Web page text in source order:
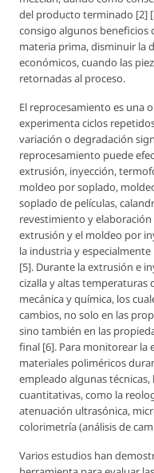
del producto terminado [2]
consigo algunos beneficios
materia prima, disminuir la
económicos, cuando las
retornadas al proceso.
El reprocesamiento es una
experimenta ciclos
variación o degradación
reprocesamiento puede
extrusión, inyección,
moldeo por soplado,
soplado de películas,
revestimiento y elaboración
extrusión y el moldeo por
la industria y
[5]. Durante la extrusión e
cizalla y altas temperaturas
mecánica y química, los
cambios, no solo en las
sino también en las
final [6]. Para monitorear la
materiales poliméricos
empleado algunas
cuantitativas, como la
atenuación ultrasónica,
colorimetría (análisis de
Varios estudios han